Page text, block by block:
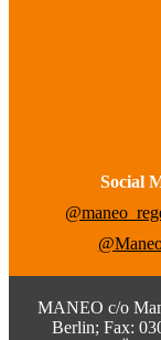
Social
MANEO c/o
Berlin; Fax: